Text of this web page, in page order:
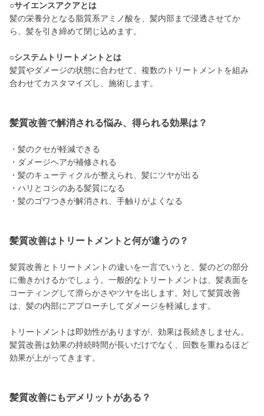
○サイエンスアクアとは
髪の栄養分となる脂質系アミノ酸を、髪内部まで浸透させてか
ら、髪を引き締めて閉じ込めます。
○システムトリートメントとは
髪質やダメージの状態に合わせて、複数のトリートメントを組み
合わせてカスタマイズし、施術します。
髪質改善で解消される悩み、得られる効果は？
・髪のクセが軽減できる
・ダメージヘアが補修される
・髪のキューティクルが整えられ、髪にツヤが出る
・ハリとコシのある髪質になる
・髪のゴワつきが解消され、手触りがよくなる
髪質改善はトリートメントと何が違うの？
髪質改善とトリートメントの違いを一言でいうと、髪のどの部分
に働きかけるかでしょう。一般的なトリートメントは、髪表面を
コーティングして滑らかさやツヤを出します。対して髪質改善
は、髪の内部にアプローチしてダメージを軽減します。
トリートメントは即効性がありますが、効果は長続きしません。
髪質改善は効果の持続時間が長いだけでなく、回数を重ねるほど
効果が上がってきます。
髪質改善にもデメリットがある？